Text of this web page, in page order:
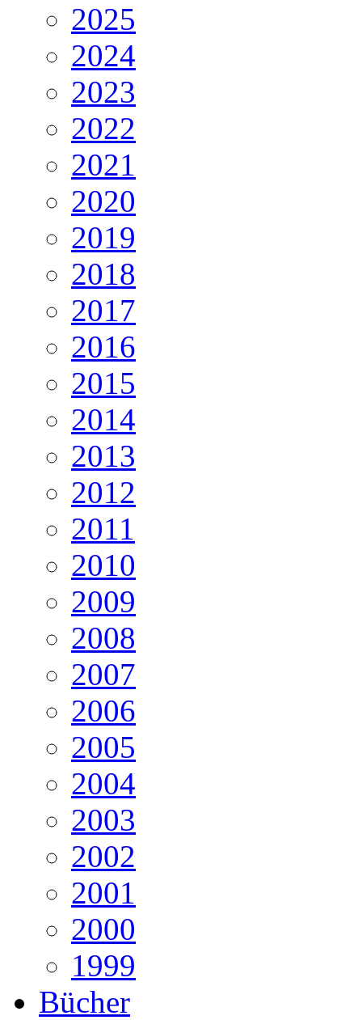
2025
2024
2023
2022
2021
2020
2019
2018
2017
2016
2015
2014
2013
2012
2011
2010
2009
2008
2007
2006
2005
2004
2003
2002
2001
2000
1999
Bücher